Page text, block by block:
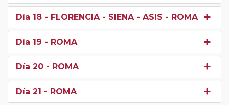
Día 18 - FLORENCIA - SIENA - ASIS - ROMA
Día 19 - ROMA
Día 20 - ROMA
Día 21 - ROMA